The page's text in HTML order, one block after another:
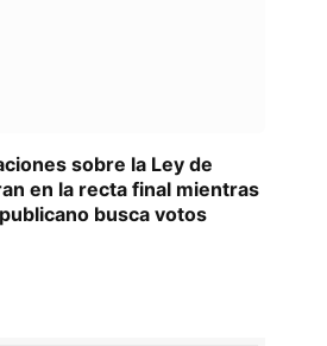
sobre la Ley de
en la recta final mientras
busca votos